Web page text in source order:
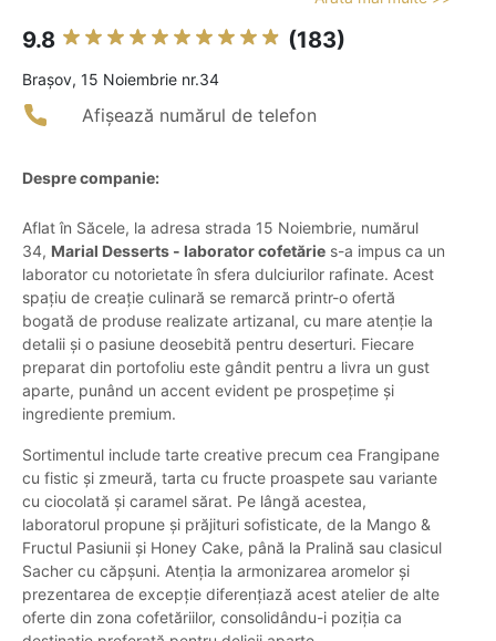
9.8 (183)
Braşov, 15 Noiembrie nr.34
Afișează numărul de telefon
Despre companie:
Aflat în Săcele, la adresa strada 15 Noiembrie, numărul
34, Marial Desserts - laborator cofetărie s-a impus ca un
laborator cu notorietate în sfera dulciurilor rafinate. Acest
spațiu de creație culinară se remarcă printr-o ofertă
bogată de produse realizate artizanal, cu mare atenție la
detalii și o pasiune deosebită pentru deserturi. Fiecare
preparat din portofoliu este gândit pentru a livra un gust
aparte, punând un accent evident pe prospețime și
ingrediente premium.
Sortimentul include tarte creative precum cea Frangipane
cu fistic și zmeură, tarta cu fructe proaspete sau variante
cu ciocolată și caramel sărat. Pe lângă acestea,
laboratorul propune și prăjituri sofisticate, de la Mango &
Fructul Pasiunii și Honey Cake, până la Pralină sau clasicul
Sacher cu căpșuni. Atenția la armonizarea aromelor și
prezentarea de excepție diferențiază acest atelier de alte
oferte din zona cofetăriilor, consolidându-i poziția ca